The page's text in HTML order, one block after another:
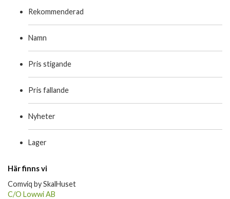
Rekommenderad
Namn
Pris stigande
Pris fallande
Nyheter
Lager
Här finns vi
Comviq by SkalHuset
C/O Lowwi AB